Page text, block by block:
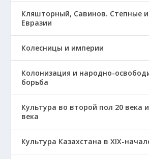
Кляшторный, Савинов. Степные
Евразии
Колесницы и империи
Колонизация и народно-
борьба
Культура во второй пол 20 века
века
Культура Казахстана в ХІХ-